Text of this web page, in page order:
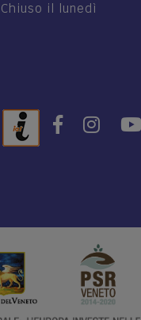
Chiuso il lunedì